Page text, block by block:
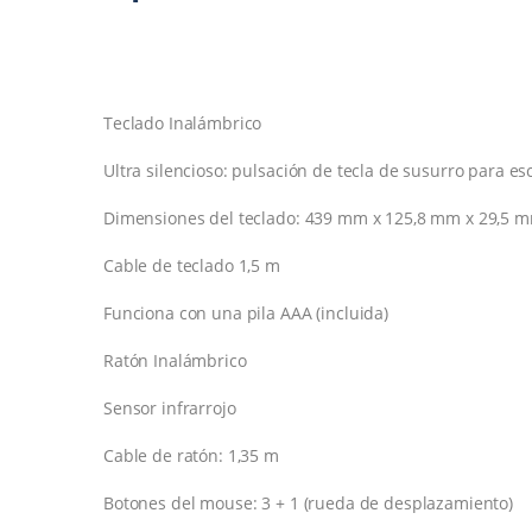
Teclado Inalámbrico
Ultra silencioso: pulsación de tecla de susurro para
Dimensiones del teclado: 439 mm x 125,8 mm x 29,5
Cable de teclado 1,5 m
Funciona con una pila AAA (incluida)
Ratón Inalámbrico
Sensor infrarrojo
Cable de ratón: 1,35 m
Botones del mouse: 3 + 1 (rueda de desplazamiento)